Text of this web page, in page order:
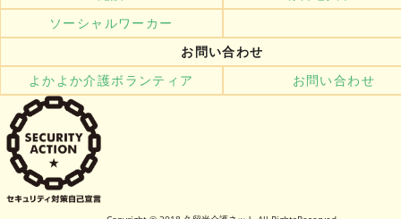
ソーシャルワーカー
お問い合わせ
よかよか介護ボランティア
お問い合わせ